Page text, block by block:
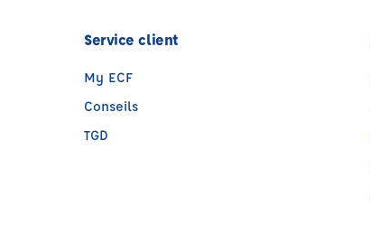
Service client
My ECF
Conseils
TGD